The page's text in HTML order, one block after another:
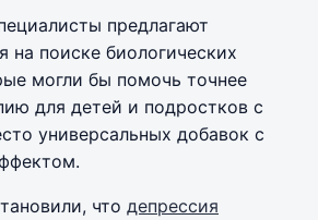
предлагают
на поиске биологических
могли бы помочь точнее
для детей и подростков с
универсальных добавок с
что депрессия